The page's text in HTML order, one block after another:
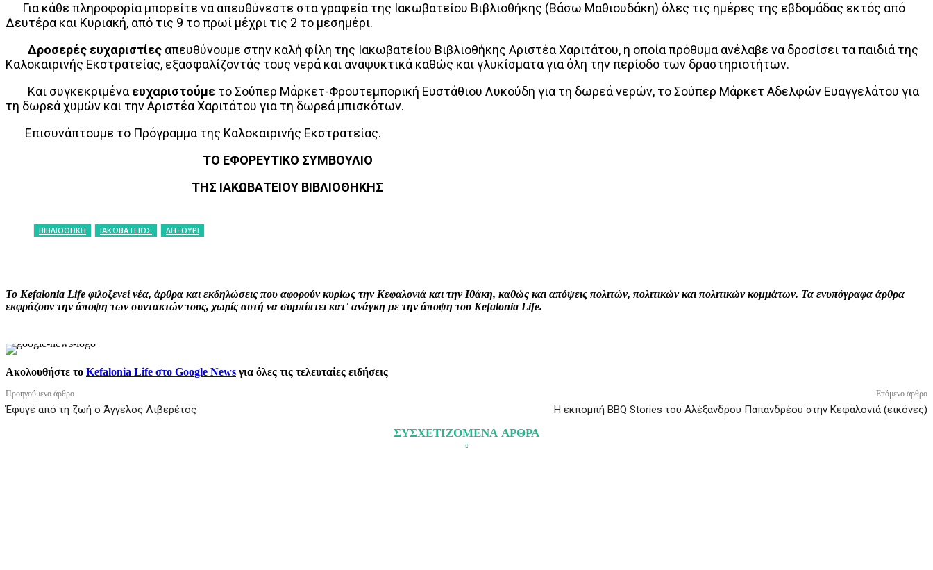
Για κάθε πληροφορία μπορείτε να απευθύνεστε στα γραφεία της Ιακωβατείου Βιβλιοθήκης (Βάσω Μαθιουδάκη) όλες τις ημέρες της εβδομάδας εκτός από
Δευτέρα και Κυριακή, από τις 9 το πρωί μέχρι τις 2 το μεσημέρι.
Δροσερές ευχαριστίες απευθύνουμε στην καλή φίλη της Ιακωβατείου Βιβλιοθήκης Αριστέα Χαριτάτου, η οποία πρόθυμα ανέλαβε να δροσίσει τα παιδιά της
Καλοκαιρινής Εκστρατείας, εξασφαλίζοντάς τους νερά και αναψυκτικά καθώς και γλυκίσματα για όλη την περίοδο των δραστηριοτήτων.
Και συγκεκριμέναευχαριστούμε το Σούπερ Μάρκετ-Φρουτεμπορική Ευστάθιου Λυκούδη για τη δωρεά νερών, το Σούπερ Μάρκετ Αδελφών Ευαγγελάτου για
τη δωρεά χυμών και την Αριστέα Χαριτάτου για τη δωρεά μπισκότων.
Επισυνάπτουμε το Πρόγραμμα της Καλοκαιρινής Εκστρατείας.
ΤΟ ΕΦΟΡΕΥΤΙΚΟ ΣΥΜΒΟΥΛΙΟ
ΤΗΣ ΙΑΚΩΒΑΤΕΙΟΥ ΒΙΒΛΙΟΘΗΚΗΣ
ΒΙΒΛΙΟΘΗΚΗ ΙΑΚΩΒΑΤΕΙΟΣ ΛΗΞΟΥΡΙ
Το Kefalonia Life φιλοξενεί νέα, άρθρα και εκδηλώσεις που αφορούν κυρίως την Κεφαλονιά και την Ιθάκη, καθώς και απόψεις πολιτών, πολιτικών και πολιτικών κομμάτων. Τα ενυπόγραφα άρθρα
εκφράζουν την άποψη των συντακτών τους, χωρίς αυτή να συμπίπτει κατ' ανάγκη με την άποψη του Kefalonia Life.
Ακολουθήστε το Kefalonia Life στο Google News για όλες τις τελευταίες ειδήσεις
Προηγούμενο άρθρο
Έφυγε από τη ζωή ο Άγγελος Λιβερέτος
Επόμενο άρθρο
Η εκπομπή BBQ Stories του Αλέξανδρου Παπανδρέου στην Κεφαλονιά (εικόνες)
ΣΥΣΧΕΤΙΖΟΜΕΝΑ ΑΡΘΡΑ